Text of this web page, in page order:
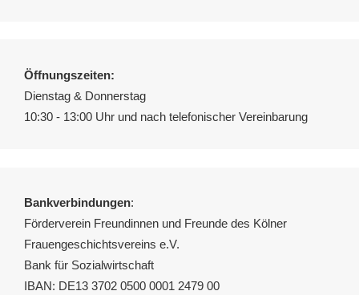
Öffnungszeiten:
Dienstag & Donnerstag
10:30 - 13:00 Uhr und nach telefonischer Vereinbarung
Bankverbindungen:
Förderverein Freundinnen und Freunde des Kölner
Frauengeschichtsvereins e.V.
Bank für Sozialwirtschaft
IBAN: DE13 3702 0500 0001 2479 00